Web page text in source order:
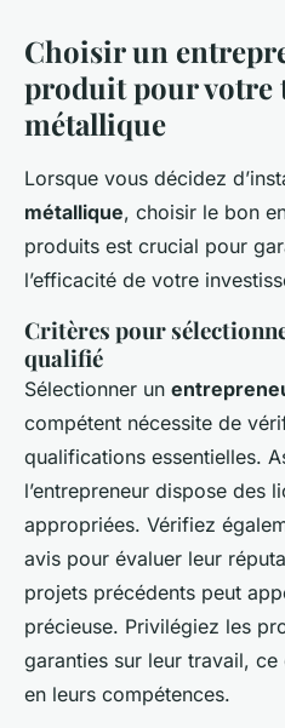
Choisir un
produit pour votre
métallique
Lorsque vous décidez
métallique, choisir le bon
produits est crucial pour
l’efficacité de votre
Critères pour
qualifié
Sélectionner un
compétent nécessite de
qualifications essentielles.
l’entrepreneur dispose des
appropriées. Vérifiez
avis pour évaluer leur
projets précédents peut
précieuse. Privilégiez les
garanties sur leur travail,
en leurs compétences.